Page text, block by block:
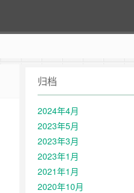
归档
2024年4月
2023年5月
2023年3月
2023年1月
2021年1月
2020年10月